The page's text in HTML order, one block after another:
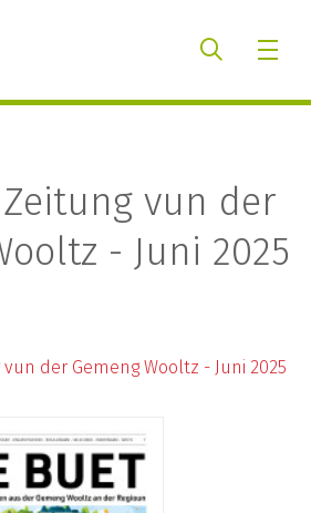
vun der
- Juni 2025
der Gemeng Wooltz - Juni 2025